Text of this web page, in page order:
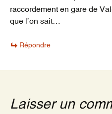
raccordement en gare de
que l’on sait…
Répondre
Laisser un